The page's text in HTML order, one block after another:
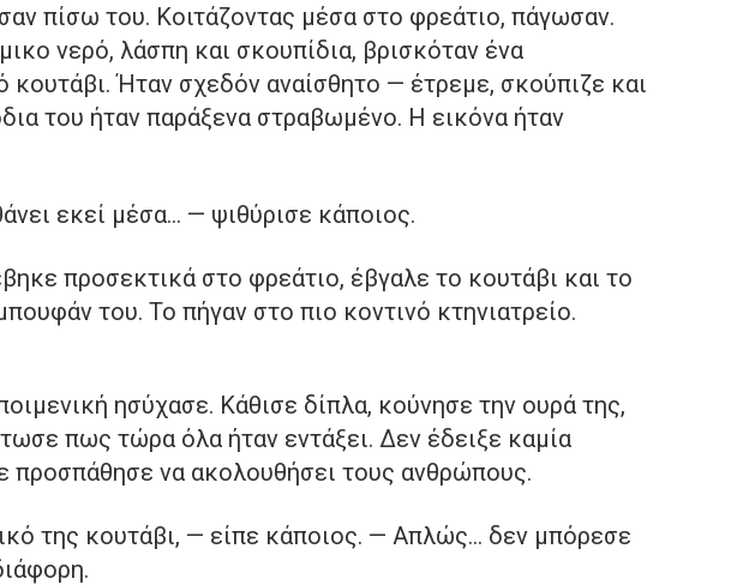
πίσω του. Κοιτάζοντας μέσα στο φρεάτιο, πάγωσαν.
νερό, λάσπη και σκουπίδια, βρισκόταν ένα
κουτάβι. Ήταν σχεδόν αναίσθητο — έτρεμε, σκούπιζε και
του ήταν παράξενα στραβωμένο. Η εικόνα ήταν
εκεί μέσα… — ψιθύρισε κάποιος.
προσεκτικά στο φρεάτιο, έβγαλε το κουτάβι και το
του. Το πήγαν στο πιο κοντινό κτηνιατρείο.
ησύχασε. Κάθισε δίπλα, κούνησε την ουρά της,
πως τώρα όλα ήταν εντάξει. Δεν έδειξε καμία
προσπάθησε να ακολουθήσει τους ανθρώπους.
της κουτάβι, — είπε κάποιος. — Απλώς… δεν μπόρεσε